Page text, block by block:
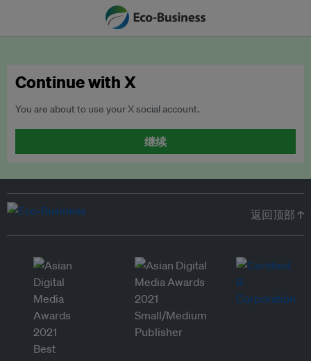
Continue with X
You are about to use your X social account.
继续
返回顶部 ↑